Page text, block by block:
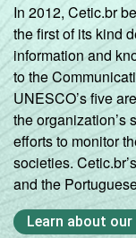
In 2012, Cetic.br
the first of its kind
information and
to the
UNESCO’s five
the organization’s
efforts to monitor
societies.
and the
Learn about